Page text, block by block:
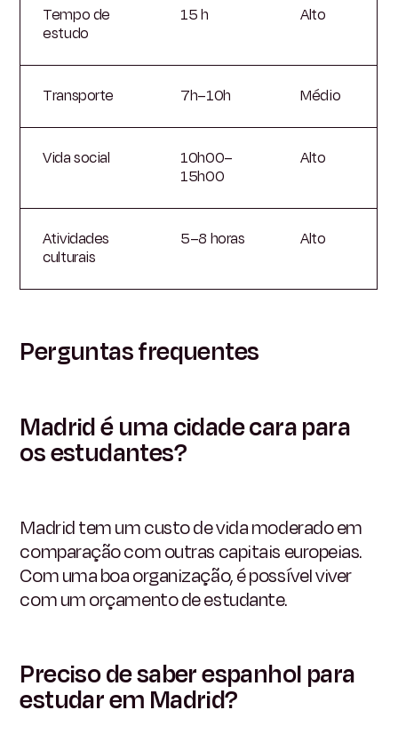
Tempo de
estudo
15 h Alto
Transporte 7h–10h Médio
Vida social
10h00–
15h00
Alto
Atividades
culturais
5–8 horas Alto
Perguntas frequentes
Madrid é uma cidade cara para
os estudantes?
Madrid tem um custo de vida moderado em
comparação com outras capitais europeias.
Com uma boa organização, é possível viver
com um orçamento de estudante.
Preciso de saber espanhol para
estudar em Madrid?